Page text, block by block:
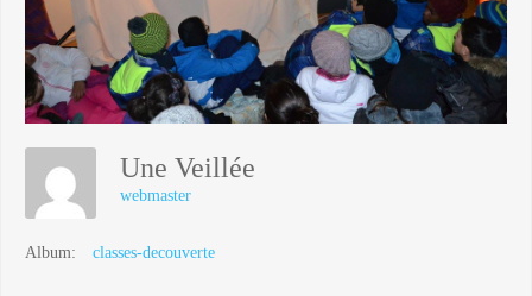
Une Veillée
webmaster
Album: classes-decouverte